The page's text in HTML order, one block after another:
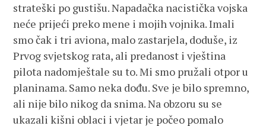
strateški po gustišu. Napadačka nacistička vojska
neće prijeći preko mene i mojih vojnika. Imali
smo čak i tri aviona, malo zastarjela, doduše, iz
Prvog svjetskog rata, ali predanost i vještina
pilota nadomještale su to. Mi smo pružali otpor u
planinama. Samo neka dođu. Sve je bilo spremno,
ali nije bilo nikog da snima. Na obzoru su se
ukazali kišni oblaci i vjetar je počeo pomalo